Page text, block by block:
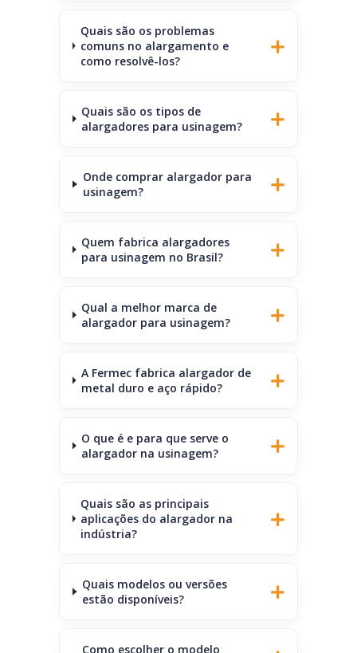
Quais são os problemas
comuns no alargamento e
como resolvê-los?
Quais são os tipos de
alargadores para usinagem?
Onde comprar alargador para
usinagem?
Quem fabrica alargadores
para usinagem no Brasil?
Qual a melhor marca de
alargador para usinagem?
A Fermec fabrica alargador de
metal duro e aço rápido?
O que é e para que serve o
alargador na usinagem?
Quais são as principais
aplicações do alargador na
indústria?
Quais modelos ou versões
estão disponíveis?
Como escolher o modelo